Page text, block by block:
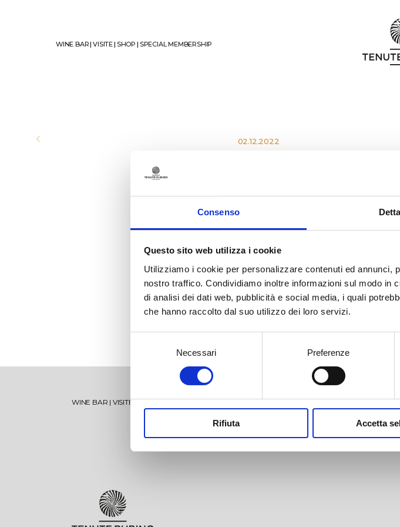
Consenso
Questo sito web utilizza i cookie
Utilizziamo i cookie per personalizzare contenuti ed annunci,
nostro traffico. Condividiamo inoltre informazioni sul modo
di analisi dei dati web, pubblicità e social media, i quali
che hanno raccolto dal suo utilizzo dei loro servizi.
consenso
Necessari Preferenze
Rifiuta Accetta
WINE BAR| VISITE| SHOP | SPECIAL MEMBERSHIP
02.12.2022
WINE BAR | VISITE|SHOP|SPECIAL MEMBERSHIP
Tenuta Jaddico
Tenuta Padula di Geremia
Salende
Oltremé Rosato